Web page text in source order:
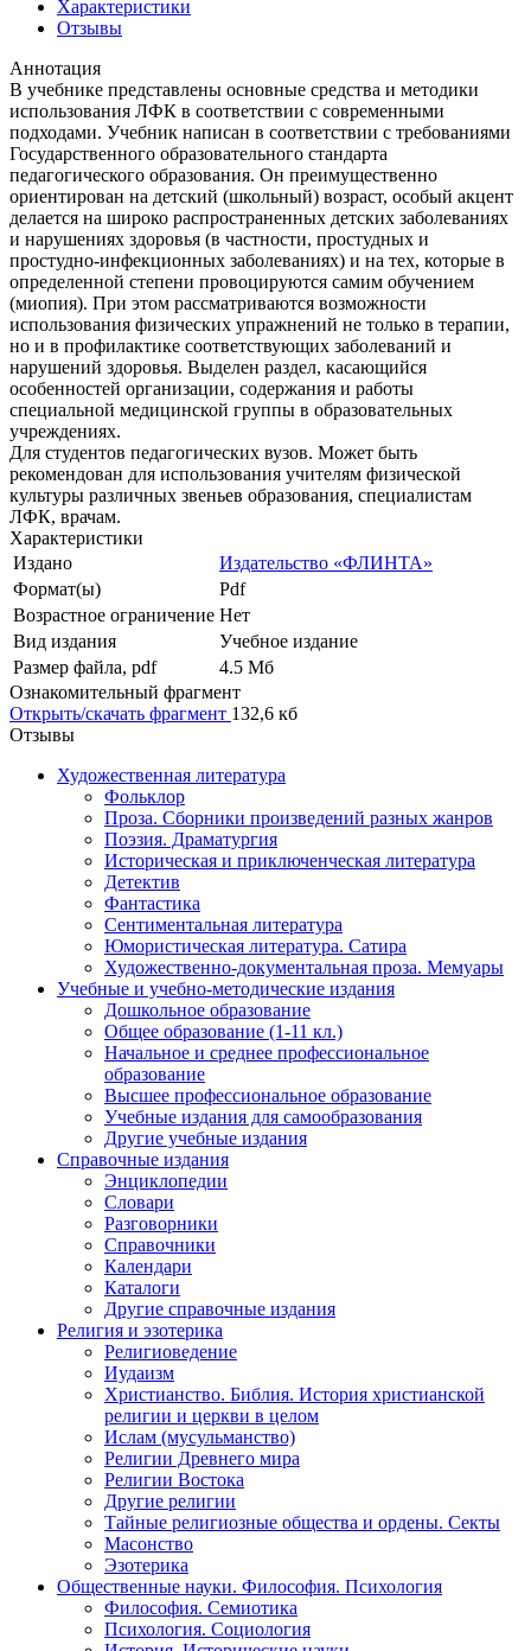
Характеристики
Отзывы
Аннотация
В учебнике представлены основные средства и методики
использования ЛФК в соответствии с современными
подходами. Учебник написан в соответствии с требованиями
Государственного образовательного стандарта
педагогического образования. Он преимущественно
ориентирован на детский (школьный) возраст, особый акцент
делается на широко распространенных детских заболеваниях
и нарушениях здоровья (в частности, простудных и
простудно-инфекционных заболеваниях) и на тех, которые в
определенной степени провоцируются самим обучением
(миопия). При этом рассматриваются возможности
использования физических упражнений не только в терапии,
но и в профилактике соответствующих заболеваний и
нарушений здоровья. Выделен раздел, касающийся
особенностей организации, содержания и работы
специальной медицинской группы в образовательных
учреждениях.
Для студентов педагогических вузов. Может быть
рекомендован для использования учителям физической
культуры различных звеньев образования, специалистам
ЛФК, врачам.
Характеристики
Издано
Издательство «ФЛИНТА»
Формат(ы)
Pdf
Возрастное ограничение Нет
Вид издания
Учебное издание
Размер файла, pdf
4.5 Mб
Ознакомительный фрагмент
Открыть/скачать фрагмент 132,6 кб
Отзывы
Художественная литература
Фольклор
Проза. Сборники произведений разных жанров
Поэзия. Драматургия
Историческая и приключенческая литература
Детектив
Фантастика
Сентиментальная литература
Юмористическая литература. Сатира
Художественно-документальная проза. Мемуары
Учебные и учебно-методические издания
Дошкольное образование
Общее образование (1-11 кл.)
Начальное и среднее профессиональное
образование
Высшее профессиональное образование
Учебные издания для самообразования
Другие учебные издания
Справочные издания
Энциклопедии
Словари
Разговорники
Справочники
Календари
Каталоги
Другие справочные издания
Религия и эзотерика
Религиоведение
Иудаизм
Христианство. Библия. История христианской
религии и церкви в целом
Ислам (мусульманство)
Религии Древнего мира
Религии Востока
Другие религии
Тайные религиозные общества и ордены. Секты
Масонство
Эзотерика
Общественные науки. Философия. Психология
Философия. Семиотика
Психология. Социология